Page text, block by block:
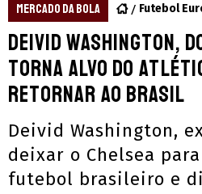
MERCADO DA BOLA Futebol
Deivid Washington,
torna alvo do
retornar ao Brasil
Deivid Washington,
deixar o Chelsea
futebol brasileiro e